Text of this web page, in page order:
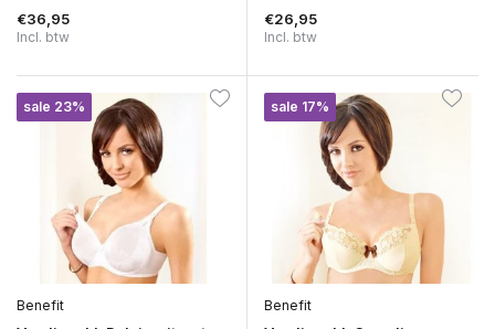
€36,95
Incl. btw
€26,95
Incl. btw
sale 23%
Benefit
sale 17%
Benefit